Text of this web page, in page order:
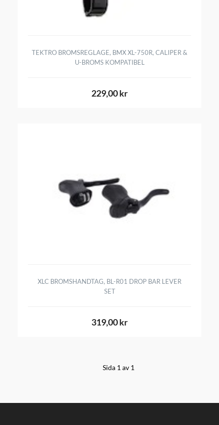
TEKTRO BROMSREGLAGE, BMX XL-750R, CALIPER &
U-BROMS KOMPATIBEL
229,00 kr
XLC BROMSHANDTAG, BL-R01 DROP BAR LEVER
SET
319,00 kr
Sida 1 av 1